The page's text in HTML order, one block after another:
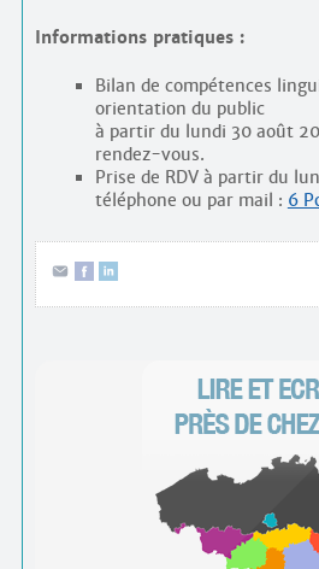
Informations pratiques :
Bilan de compétences
orientation du public
à partir du lundi 30 août
rendez-vous.
Prise de RDV à partir du
téléphone ou par mail : 6